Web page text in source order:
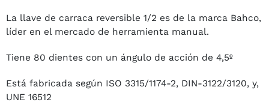
La llave de carraca reversible 1/2 es de la marca Bahco,
líder en el mercado de herramienta manual.
Tiene 80 dientes con un ángulo de acción de 4,5º
Está fabricada según ISO 3315/1174-2, DIN-3122/3120, y,
UNE 16512